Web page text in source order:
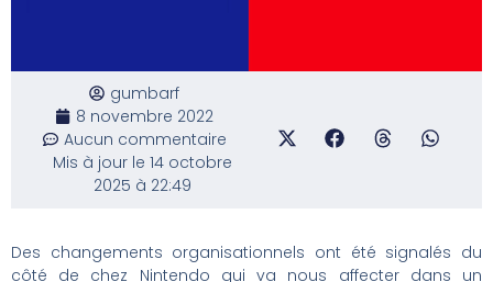
gumbarf
8 novembre 2022
Aucun commentaire
Mis à jour le 14 octobre
2025 à 22:49
Des changements organisationnels ont été signalés du
côté de chez Nintendo qui va nous affecter dans un